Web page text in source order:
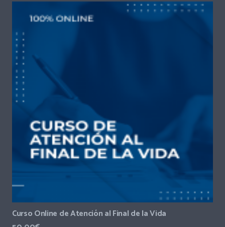
Curso Online de Atención al Final de la Vida